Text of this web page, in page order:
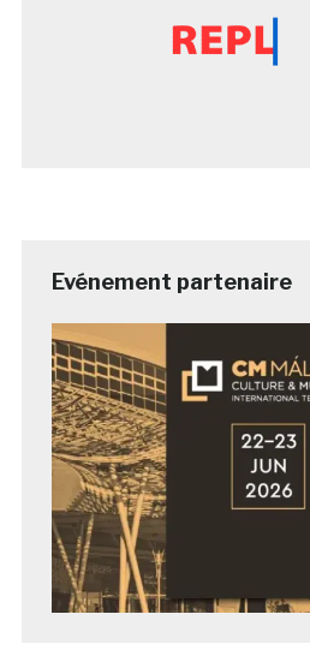
Evénement partenaire